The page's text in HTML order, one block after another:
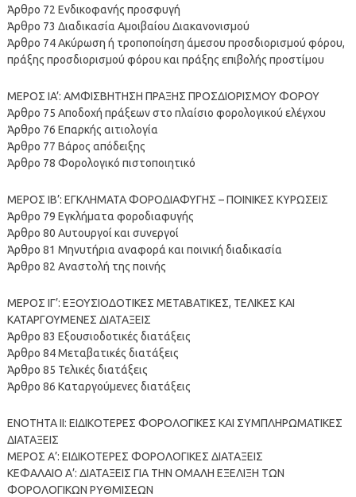
Άρθρο 72 Ενδικοφανής προσφυγή
Άρθρο 73 Διαδικασία Αμοιβαίου Διακανονισμού
Άρθρο 74 Ακύρωση ή τροποποίηση άμεσου προσδιορισμού φόρου,
πράξης προσδιορισμού φόρου και πράξης επιβολής προστίμου
ΜΕΡΟΣ ΙA’: ΑΜΦΙΣΒΗΤΗΣΗ ΠΡΑΞΗΣ ΠΡΟΣΔΙΟΡΙΣΜΟΥ ΦΟΡΟΥ
Άρθρο 75 Αποδοχή πράξεων στο πλαίσιο φορολογικού ελέγχου
Άρθρο 76 Επαρκής αιτιολογία
Άρθρο 77 Βάρος απόδειξης
Άρθρο 78 Φορολογικό πιστοποιητικό
ΜΕΡΟΣ ΙB’: ΕΓΚΛΗΜΑΤΑ ΦΟΡΟΔΙΑΦΥΓΗΣ – ΠΟΙΝΙΚΕΣ ΚΥΡΩΣΕΙΣ
Άρθρο 79 Εγκλήματα φοροδιαφυγής
Άρθρο 80 Αυτουργοί και συνεργοί
Άρθρο 81 Μηνυτήρια αναφορά και ποινική διαδικασία
Άρθρο 82 Αναστολή της ποινής
ΜΕΡΟΣ ΙΓ’: ΕΞΟΥΣΙΟΔΟΤΙΚΕΣ ΜΕΤΑΒΑΤΙΚΕΣ, ΤΕΛΙΚΕΣ ΚΑΙ
ΚΑΤΑΡΓΟΥΜΕΝΕΣ ΔΙΑΤΑΞΕΙΣ
Άρθρο 83 Εξουσιοδοτικές διατάξεις
Άρθρο 84 Μεταβατικές διατάξεις
Άρθρο 85 Τελικές διατάξεις
Άρθρο 86 Καταργούμενες διατάξεις
ΕΝΟΤΗΤΑ ΙΙ: ΕΙΔΙΚΟΤΕΡΕΣ ΦΟΡΟΛΟΓΙΚΕΣ ΚΑΙ ΣΥΜΠΛΗΡΩΜΑΤΙΚΕΣ
ΔΙΑΤΑΞΕΙΣ
ΜΕΡΟΣ Α’: ΕΙΔΙΚΟΤΕΡΕΣ ΦΟΡΟΛΟΓΙΚΕΣ ΔΙΑΤΑΞΕΙΣ
ΚΕΦΑΛΑΙΟ Α’: ΔΙΑΤΑΞΕΙΣ ΓΙΑ ΤΗΝ ΟΜΑΛΗ ΕΞΕΛΙΞΗ ΤΩΝ
ΦΟΡΟΛΟΓΙΚΩΝ ΡΥΘΜΙΣΕΩΝ